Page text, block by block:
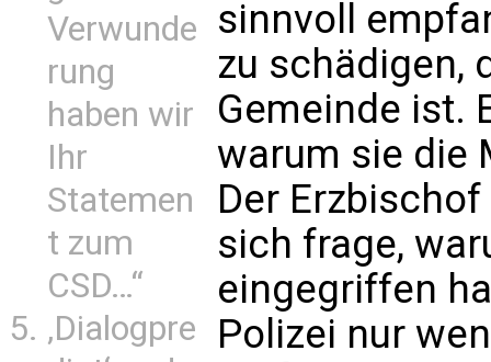
Verwunde
rung
haben wir
Ihr
Statemen
t zum
CSD…“
‚Dialogpre
sinnvoll
zu schädigen,
Gemeinde ist.
warum sie die
Der
sich frage,
eingegriffen
Polizei nur